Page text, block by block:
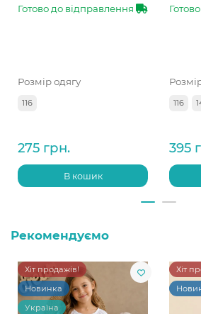
Готово до відправлення
Розмір одягу
116
275 грн.
В кошик
116
395
Рекомендуємо
Хіт продажів!
Новинка
Україна
Хіт